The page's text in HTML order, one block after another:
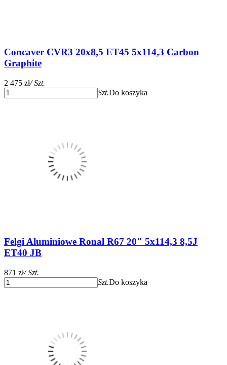
Concaver CVR3 20x8,5 ET45 5x114,3 Carbon
Graphite
2 475 zł/ Szt.
Szt.Do koszyka
Felgi Aluminiowe Ronal R67 20" 5x114,3 8,5J
ET40 JB
871 zł/ Szt.
Szt.Do koszyka